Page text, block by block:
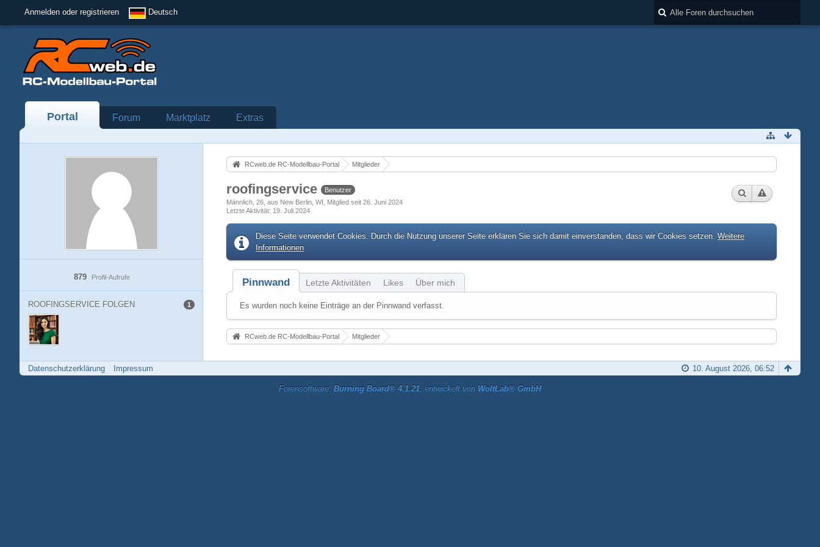
Anmelden oder registrieren Deutsch
Portal Forum Marktplatz Extras
Profil-Aufrufe
879
ROOFINGSERVICE FOLGEN 1
RCweb.de RC-Modellbau-Portal Mitglieder
roofingservice
Benutzer
Männlich 26 aus New Berlin, WI
Mitglied seit 26. Juni 2024
Letzte Aktivität 19. Juli 2024
Diese Seite verwendet Cookies. Durch die Nutzung unserer Seite erklären Sie sich damit einverstanden, dass wir Cookies setzen. Weitere
Informationen
Pinnwand Letzte Aktivitäten Likes Über mich
Es wurden noch keine Einträge an der Pinnwand verfasst.
RCweb.de RC-Modellbau-Portal Mitglieder
Datenschutzerklärung Impressum 10. August 2026, 06:52
Forensoftware: Burning Board® 4.1.21, entwickelt von WoltLab® GmbH